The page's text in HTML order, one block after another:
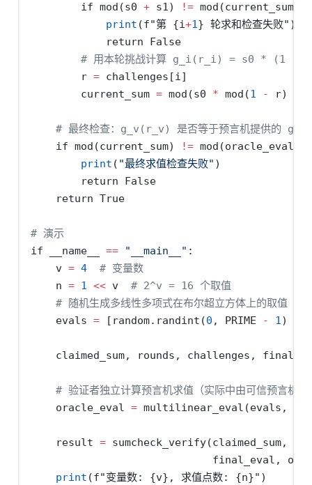
if mod(s0 + s1) != mod(current_sum):
print (f"第 {i+1} 轮求和检查失败" )
return
False
# 用本轮挑战计算 g_i(r_i) = s0 * (1
        r
= challenges[i]
        current_sum
= mod(s0 * mod(1 - r)
# 最终检查：g_v(r_v) 是否等于预言机提供的
if mod(current_sum) != mod(oracle_eval):
print ( "最终求值检查失败" )
return
False
return True
# 演示
if
__name__ == "__main__" :
    v
= 4
# 变量数
    n
= 1 << v # 2^v = 16 个取值
# 随机生成多线性多项式在布尔超立方体上的取值
    evals
= [random.randint(0 , PRIME - 1)
claimed_sum, rounds, challenges,
# 验证者独立计算预言机求值（实际中由可信预言机提
    oracle_eval
= multilinear_eval(evals,
    result
= sumcheck_verify(claimed_sum,
final_eval,
print (f"变量数: {v} , 求值点数: {n}" )